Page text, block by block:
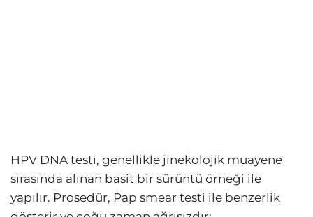
HPV DNA testi, genellikle jinekolojik muayene
sırasında alınan basit bir sürüntü örneği ile
yapılır. Prosedür, Pap smear testi ile benzerlik